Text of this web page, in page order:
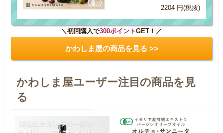
2204 円(税抜)
＼初回購入で300ポイントGET！／
かわしま屋の商品を見る >>
かわしま屋ユーザー注目の商品を見
る